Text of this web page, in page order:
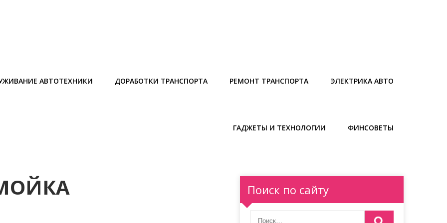
АВТОТЕХНИКИ ДОРАБОТКИ ТРАНСПОРТА РЕМОНТ ТРАНСПОРТА ЭЛЕКТРИКА АВТО
ГАДЖЕТЫ И ТЕХНОЛОГИИ ФИНСОВЕТЫ
Поиск по сайту